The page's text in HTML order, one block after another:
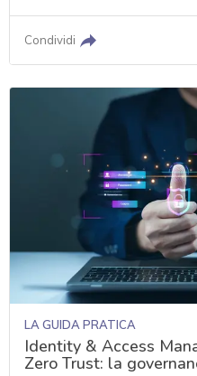
Condividi
LA GUIDA PRATICA
Identity & Access
Zero Trust: la